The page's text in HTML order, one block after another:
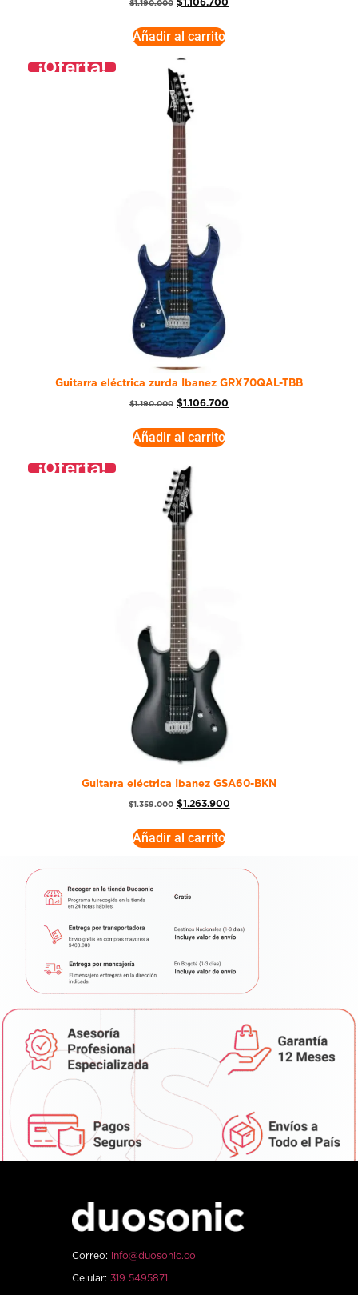
$1.190.000 $1.106.700
Añadir al carrito
¡Oferta!
Guitarra eléctrica zurda Ibanez GRX70QAL-TBB
$1.190.000 $1.106.700
Añadir al carrito
¡Oferta!
Guitarra eléctrica Ibanez GSA60-BKN
$1.359.000 $1.263.900
Añadir al carrito
Correo: info@duosonic.co
Celular: 319 5495871